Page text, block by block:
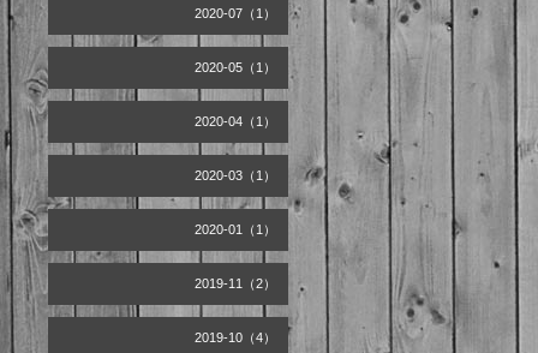
2020-07（1）
2020-05（1）
2020-04（1）
2020-03（1）
2020-01（1）
2019-11（2）
2019-10（4）